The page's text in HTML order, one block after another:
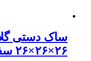
ساک دستی